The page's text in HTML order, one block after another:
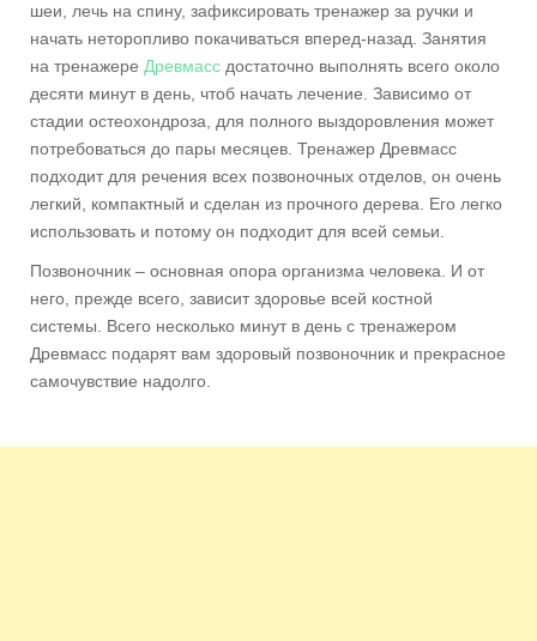
шеи, лечь на спину, зафиксировать тренажер за ручки и
начать неторопливо покачиваться вперед-назад. Занятия
на тренажере Древмасс достаточно выполнять всего около
десяти минут в день, чтоб начать лечение. Зависимо от
стадии остеохондроза, для полного выздоровления может
потребоваться до пары месяцев. Тренажер Древмасс
подходит для речения всех позвоночных отделов, он очень
легкий, компактный и сделан из прочного дерева. Его легко
использовать и потому он подходит для всей семьи.
Позвоночник – основная опора организма человека. И от
него, прежде всего, зависит здоровье всей костной
системы. Всего несколько минут в день с тренажером
Древмасс подарят вам здоровый позвоночник и прекрасное
самочувствие надолго.